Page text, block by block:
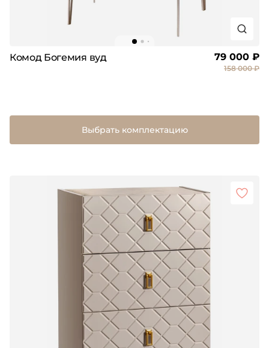
Комод Богемия вуд 79 000 ₽
158 000 ₽
Выбрать комплектацию